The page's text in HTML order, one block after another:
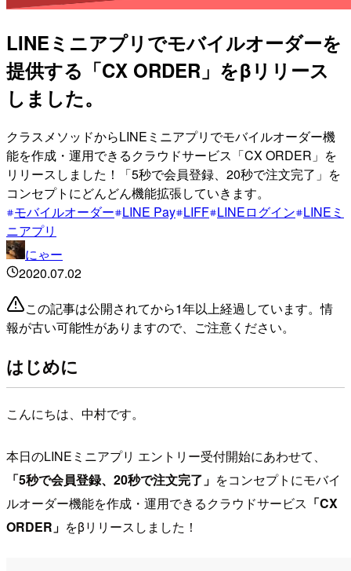
LINEミニアプリでモバイルオーダーを
提供する「CX ORDER」をβリリース
しました。
クラスメソッドからLINEミニアプリでモバイルオーダー機
能を作成・運用できるクラウドサービス「CX ORDER」を
リリースしました！「5秒で会員登録、20秒で注文完了」を
コンセプトにどんどん機能拡張していきます。
モバイルオーダー LINE Pay LIFF LINEログイン LINEミ
ニアプリ
にゃー
2020.07.02
この記事は公開されてから1年以上経過しています。情
報が古い可能性がありますので、ご注意ください。
はじめに
こんにちは、中村です。
本日のLINEミニアプリ エントリー受付開始にあわせて、
「5秒で会員登録、20秒で注文完了」 をコンセプトにモバイ
ルオーダー機能を作成・運用できるクラウドサービス 「CX
ORDER」 をβリリースしました！